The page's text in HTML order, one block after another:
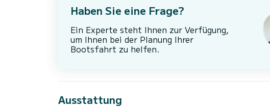
Haben Sie eine Frage?
Ein Experte steht Ihnen zur Verfügung,
um Ihnen bei der Planung Ihrer
Bootsfahrt zu helfen.
Ausstattung